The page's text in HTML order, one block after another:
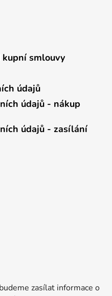
smlouvy
údajů
údajů - nákup
údajů - zasílání
zasílat informace o